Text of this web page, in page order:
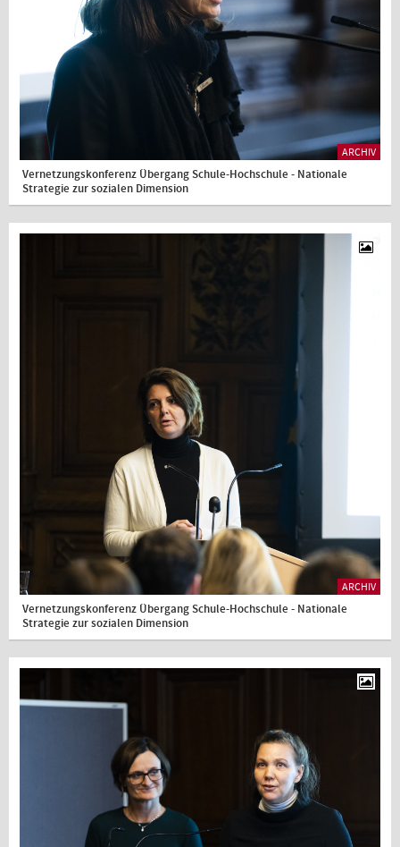
ARCHIV
Vernetzungskonferenz Übergang Schule-Hochschule - Nationale
Strategie zur sozialen Dimension
ARCHIV
Vernetzungskonferenz Übergang Schule-Hochschule - Nationale
Strategie zur sozialen Dimension